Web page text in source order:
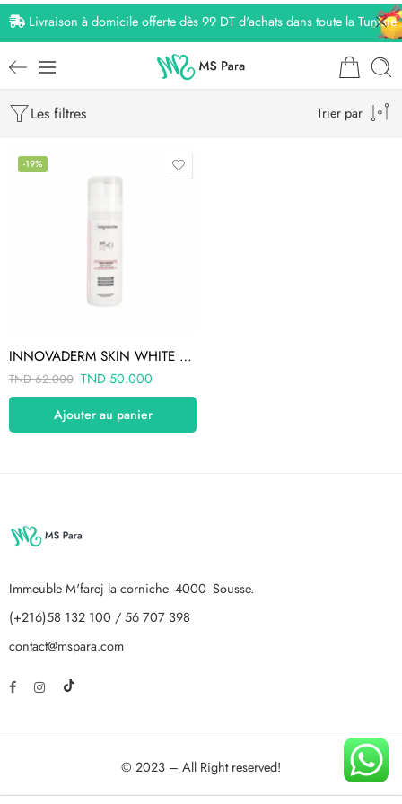
Livraison à domicile offerte dès 99 DT d'achats dans toute la Tunisie
Les filtres Trier par
-19%
INNOVADERM SKIN WHITE ECRAN TEINTE MEDIUM 1.5 30ML
TND62.000 TND50.000
Ajouter au panier
Immeuble M'farej la corniche -4000- Sousse.
(+216)58 132 100 / 56 707 398
contact@mspara.com
© 2023 – All Right reserved!